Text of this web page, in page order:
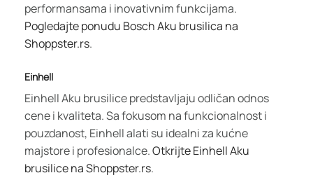
performansama i inovativnim funkcijama.
Pogledajte ponudu Bosch Aku brusilica na
Shoppster.rs.
Einhell
Einhell Aku brusilice predstavljaju odličan odnos
cene i kvaliteta. Sa fokusom na funkcionalnost i
pouzdanost, Einhell alati su idealni za kućne
majstore i profesionalce.Otkrijte Einhell Aku
brusilice na Shoppster.rs.